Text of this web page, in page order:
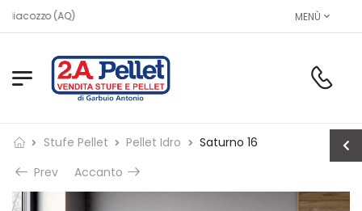
MENÙ
Stufe Pellet Pellet Idro
Saturno 16
Prev
Accanto